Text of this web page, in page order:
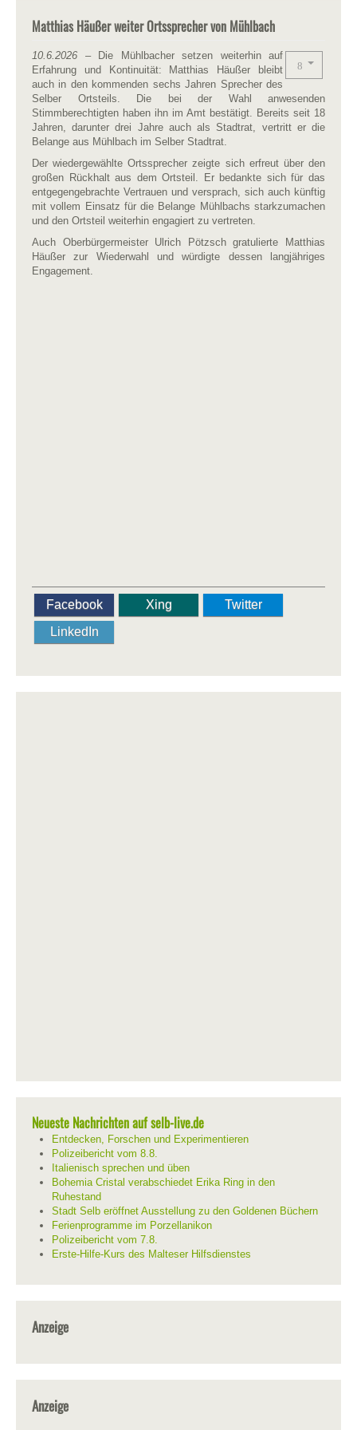
Matthias Häußer weiter Ortssprecher von Mühlbach
10.6.2026 – Die Mühlbacher setzen weiterhin auf
Erfahrung und Kontinuität: Matthias Häußer bleibt
auch in den kommenden sechs Jahren Sprecher des
Selber Ortsteils. Die bei der Wahl anwesenden
Stimmberechtigten haben ihn im Amt bestätigt. Bereits seit 18
Jahren, darunter drei Jahre auch als Stadtrat, vertritt er die
Belange aus Mühlbach im Selber Stadtrat.
Der wiedergewählte Ortssprecher zeigte sich erfreut über den
großen Rückhalt aus dem Ortsteil. Er bedankte sich für das
entgegengebrachte Vertrauen und versprach, sich auch künftig
mit vollem Einsatz für die Belange Mühlbachs starkzumachen
und den Ortsteil weiterhin engagiert zu vertreten.
Auch Oberbürgermeister Ulrich Pötzsch gratulierte Matthias
Häußer zur Wiederwahl und würdigte dessen langjähriges
Engagement.
Facebook Xing
Twitter
LinkedIn
Neueste Nachrichten auf selb-live.de
Entdecken, Forschen und Experimentieren
Polizeibericht vom 8.8.
Italienisch sprechen und üben
Bohemia Cristal verabschiedet Erika Ring in den
Ruhestand
Stadt Selb eröffnet Ausstellung zu den Goldenen Büchern
Ferienprogramme im Porzellanikon
Polizeibericht vom 7.8.
Erste-Hilfe-Kurs des Malteser Hilfsdienstes
Anzeige
Anzeige